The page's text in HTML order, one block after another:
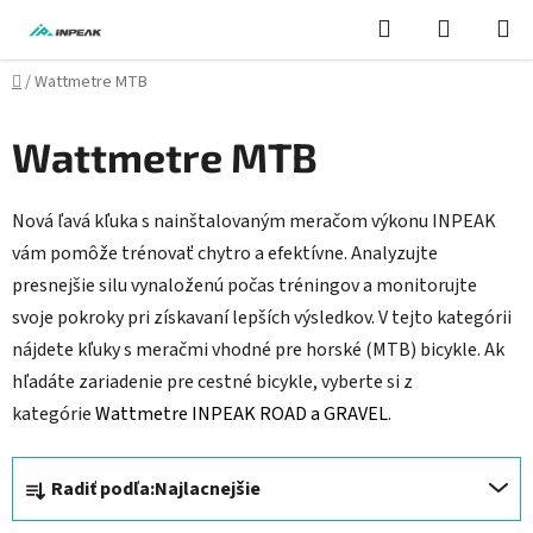
obsah
Hľadať
KOŠÍK
Domov
/Wattmetre MTB
Wattmetre MTB
Nová ľavá kľuka s nainštalovaným meračom výkonu INPEAK
vám pomôže trénovať chytro a efektívne. Analyzujte
presnejšie silu vynaloženú počas tréningov a monitorujte
svoje pokrokypri získavaní lepších výsledkov. V tejto kategórii
nájdete kľuky s meračmi vhodné pre horské (MTB) bicykle. Ak
hľadáte zariadenie pre cestné bicykle, vyberte si z
kategórieWattmetre INPEAK ROAD a GRAVEL.
R
a
Radiť podľa:Najlacnejšie